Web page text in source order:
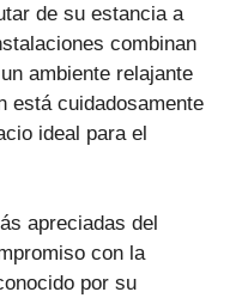
de su estancia a
combinan
ambiente relajante
está cuidadosamente
ideal para el
apreciadas del
con la
por su